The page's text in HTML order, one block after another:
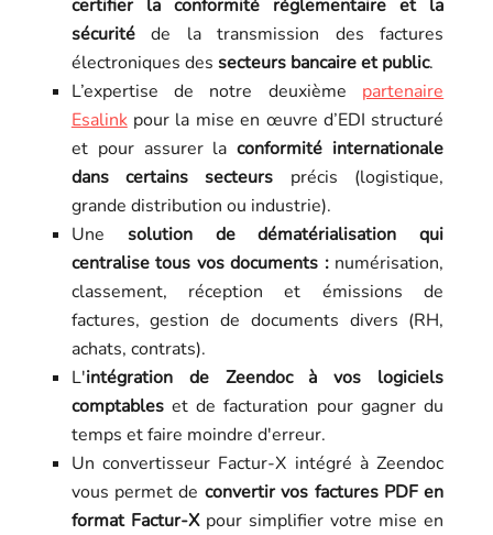
certifier la conformité réglementaire et la
sécuritéde la transmission des factures
électroniques des secteurs bancaire et public.
L’expertise de notre deuxième partenaire
Esalinkpour la mise en œuvre d’EDI structuré
et pour assurer laconformité internationale
dans certains secteurs précis (logistique,
grande distribution ou industrie).
Une solution de dématérialisation qui
centralise tous vos documents :numérisation,
classement, réception et émissions de
factures, gestion de documents divers (RH,
achats, contrats).
L'intégration de Zeendoc à vos logiciels
comptableset de facturation pour gagner du
temps et faire moindre d'erreur.
Un convertisseur Factur-X intégré à Zeendoc
vous permet de convertir vos factures PDF en
format Factur-Xpour simplifier votre mise en